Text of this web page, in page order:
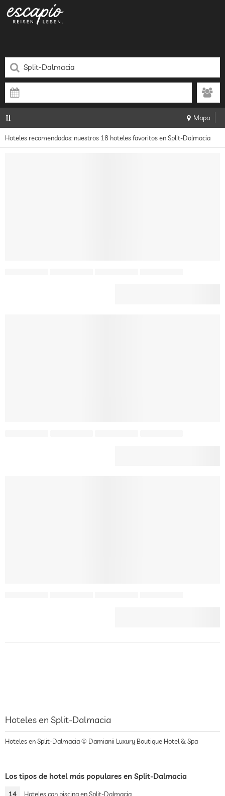
Mapa
Hoteles recomendados: nuestros 18 hoteles favoritos en Split-Dalmacia
Hoteles en Split-Dalmacia
Hoteles en Split-Dalmacia © Damianii Luxury Boutique Hotel & Spa
Los tipos de hotel más populares en Split-Dalmacia
14 Hoteles con piscina en Split-Dalmacia